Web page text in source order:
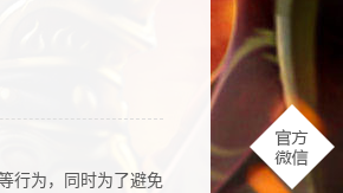
行为，同时为了避免